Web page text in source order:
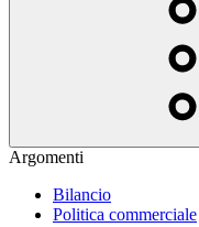
Argomenti
Bilancio
Politica commerciale